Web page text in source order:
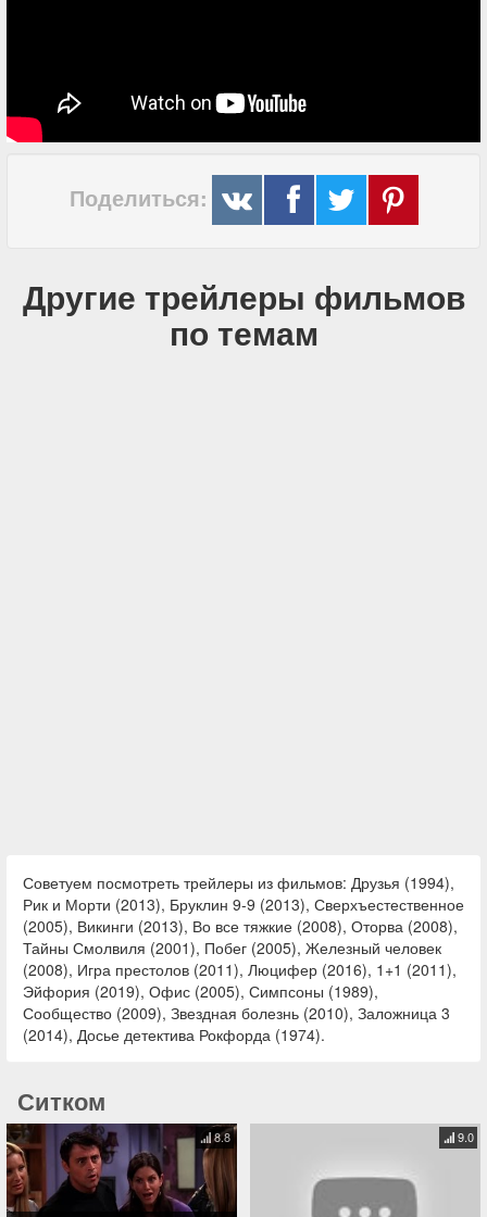
Поделиться:
Другие трейлеры фильмов
по темам
Советуем посмотреть трейлеры из фильмов: Друзья (1994),
Рик и Морти (2013), Бруклин 9-9 (2013), Сверхъестественное
(2005), Викинги (2013), Во все тяжкие (2008), Оторва (2008),
Тайны Смолвиля (2001), Побег (2005), Железный человек
(2008), Игра престолов (2011), Люцифер (2016), 1+1 (2011),
Эйфория (2019), Офис (2005), Симпсоны (1989),
Сообщество (2009), Звездная болезнь (2010), Заложница 3
(2014), Досье детектива Рокфорда (1974).
Ситком
8.8 9.0